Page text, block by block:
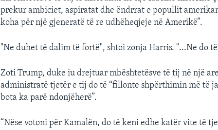
prekur ambiciet, aspiratat dhe ëndrrat e popullit
koha për një gjeneratë të re udhëheqjeje në Amerikë”.
"Ne duhet të dalim të fortë", shtoi zonja Harris. "...Ne do
Zoti Trump, duke iu drejtuar mbështetësve të tij në një
administratë tjetër e tij do të “fillonte shpërthimin më të
bota ka parë ndonjëherë”.
“Nëse votoni për Kamalën, do të keni edhe katër vite të